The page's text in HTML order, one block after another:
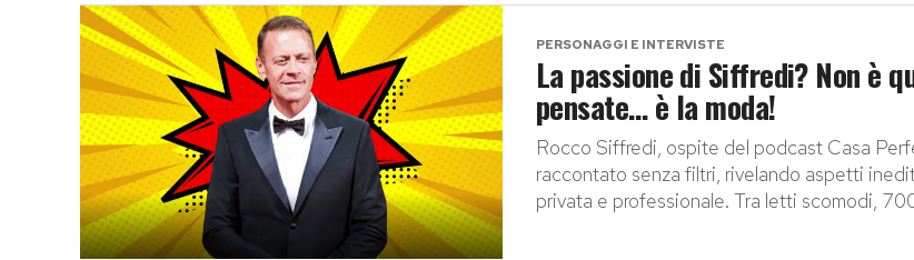
PERSONAGGI E INTERVISTE
La passione di Siffredi? Non è
pensate… è la moda!
Rocco Siffredi, ospite del podcast Casa
raccontato senza filtri, rivelando aspetti
privata e professionale. Tra letti scomodi,